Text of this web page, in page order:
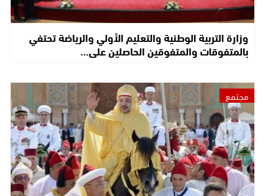
وزارة التربية الوطنية والتعليم الأولي والرياضة تحتفي
بالمتفوقات والمتفوقين الحاصلين على…
مجتمع